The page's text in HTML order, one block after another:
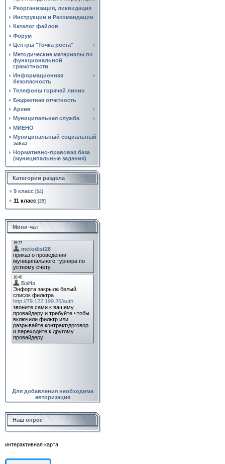
Реорганизация, ликвидация
Инструкции и Рекомендации
Каталог файлов
Форум
Центры "Точка роста"
Методические материалы по
функциональной
грамотности
Информационная
безопасность
Телефоны горячей линии
Бюджетная отчетность
Архив
Муниципальная служба
МИЕНО
Муниципальный социальный
заказ
Нормативно‑правовая база
(муниципальные задания)
Категории раздела
9 класс [54]
11 класс [29]
Мини-чат
Для добавления необходима
авторизация
Наш опрос
интерактивная карта